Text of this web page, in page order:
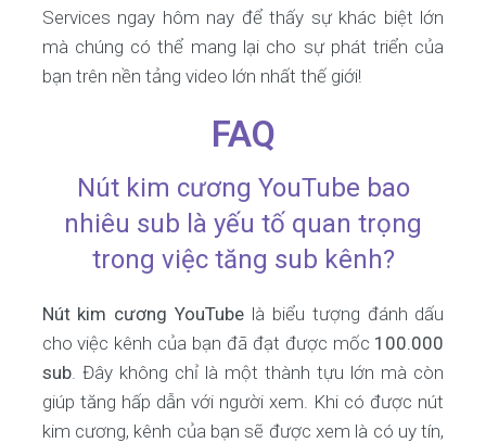
Services ngay hôm nay để thấy sự khác biệt lớn
mà chúng có thể mang lại cho sự phát triển của
bạn trên nền tảng video lớn nhất thế giới!
FAQ
Nút kim cương YouTube bao
nhiêu sub là yếu tố quan trọng
trong việc tăng sub kênh?
Nút kim cương YouTube là biểu tượng đánh dấu
cho việc kênh của bạn đã đạt được mốc 100.000
sub. Đây không chỉ là một thành tựu lớn mà còn
giúp tăng hấp dẫn với người xem. Khi có được nút
kim cương, kênh của bạn sẽ được xem là có uy tín,